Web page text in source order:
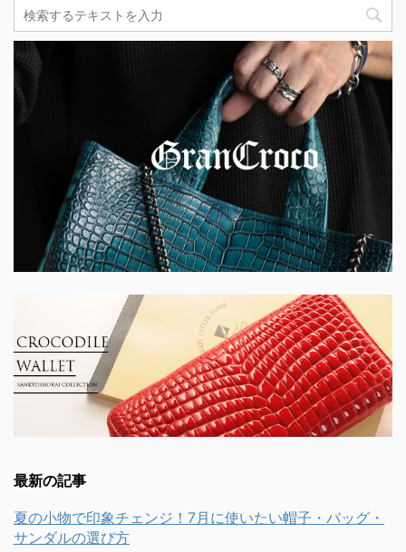
最新の記事
夏の小物で印象チェンジ！7月に使いたい帽子・バッグ・
サンダルの選び方